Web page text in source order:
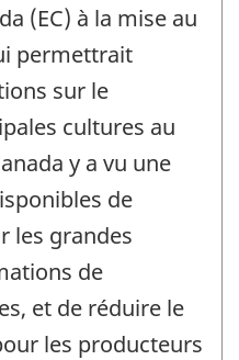
(EC) à la mise au
permettrait
sur le
cultures au
y a vu une
de
les grandes
de
et de réduire le
les producteurs